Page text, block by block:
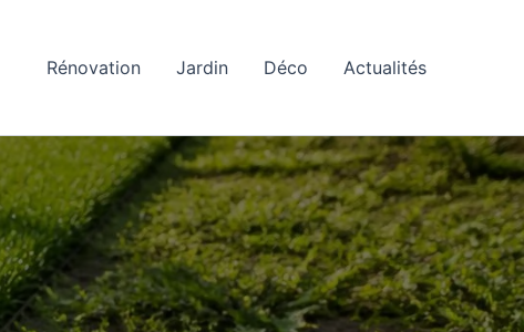
Rénovation Jardin Déco Actualités